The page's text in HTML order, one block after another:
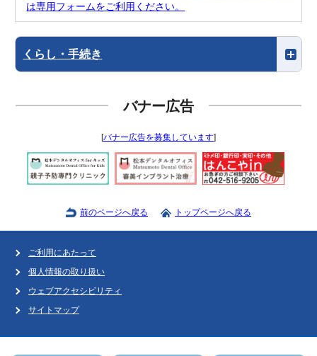
は専用フォームをご利用ください。
くらし・手続き
バナー広告
[バナー広告を募集しています]
前のページへ戻る トップページへ戻る
ご利用にあたって
個人情報の取り扱い
ウェブアクセシビリティ
サイトマップ